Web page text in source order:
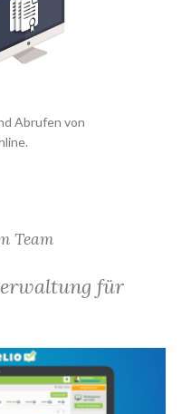
Abrufen von
Team
für